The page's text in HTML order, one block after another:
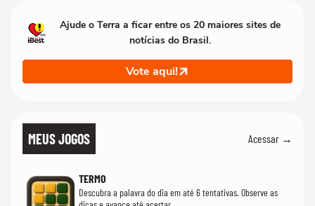
Ajude o Terra a ficar entre os 20 maiores sites de
notícias do Brasil.
Vote aqui!
MEUS JOGOS Acessar →
TERMO
Descubra a palavra do dia em até 6 tentativas. Observe as